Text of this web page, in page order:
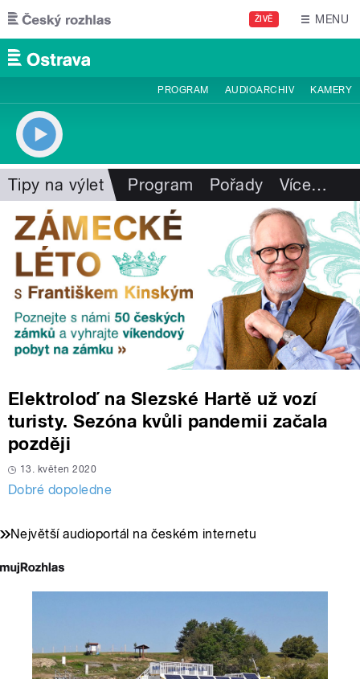
Přejít k hlavnímu obsahu
ŽIVĚ MENU
PROGRAM AUDIOARCHIV KAMERY
Tipy na výlet Program Pořady Více…
Elektroloď na Slezské Hartě už vozí
turisty. Sezóna kvůli pandemii začala
později
13. květen 2020
Dobré dopoledne
Největší audioportál na českém internetu